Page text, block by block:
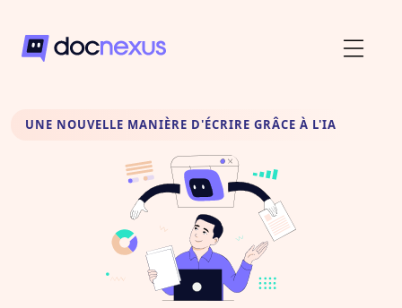
UNE NOUVELLE MANIÈRE D'ÉCRIRE GRÂCE À L'IA